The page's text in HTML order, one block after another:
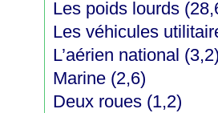
Les poids lourds
Les véhicules
L’aérien national
Marine (2,6)
Deux roues (1,2)